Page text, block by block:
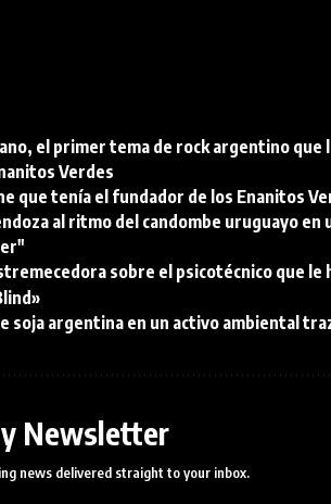
el primer tema de rock argentino que
Verdes
que tenía el fundador de los Enanitos
al ritmo del candombe uruguayo en
sobre el psicotécnico que le
soja argentina en un activo ambiental
Newsletter
news delivered straight to your inbox.